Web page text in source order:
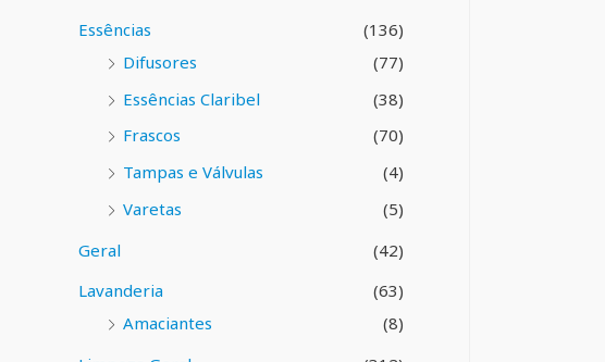
Essências
(136)
Difusores
(77)
Essências Claribel
(38)
Frascos
(70)
Tampas e Válvulas
(4)
Varetas
(5)
Geral
(42)
Lavanderia
(63)
Amaciantes
(8)